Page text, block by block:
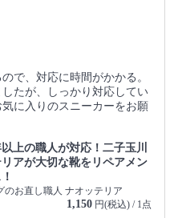
で、対応に時間がかかる。
たが、しっかり対応してい
に入りのスニーカーをお願
上の職人が対応！二子玉川
アが大切な靴をリペアメン
のお直し職人 ナオッテリア
1,150 円(税込) / 1点